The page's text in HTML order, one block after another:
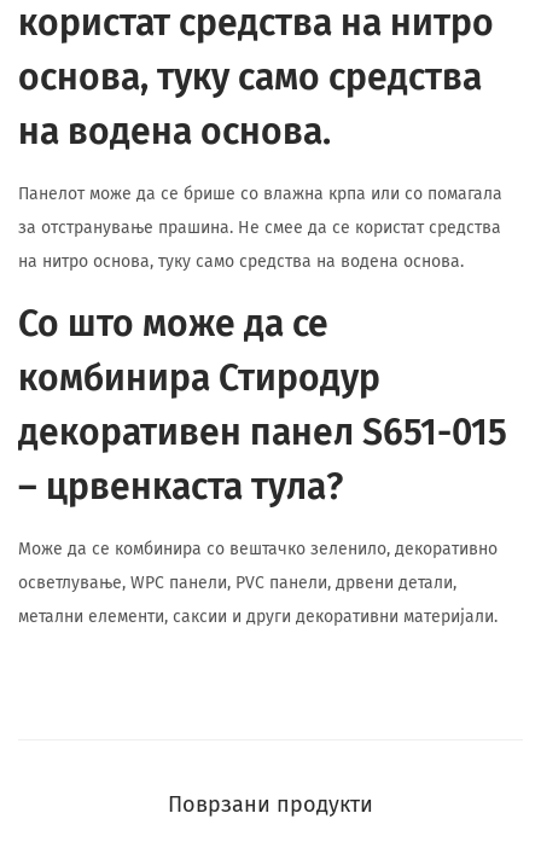
користат средства на нитро
основа, туку само средства
на водена основа.
Панелот може да се брише со влажна крпа или со помагала
за отстранување прашина. Не смее да се користат средства
на нитро основа, туку само средства на водена основа.
Со што може да се
комбинира Стиродур
декоративен панел S651-015
– црвенкаста тула?
Може да се комбинира со вештачко зеленило, декоративно
осветлување, WPC панели, PVC панели, дрвени детали,
метални елементи, саксии и други декоративни материјали.
Поврзани продукти